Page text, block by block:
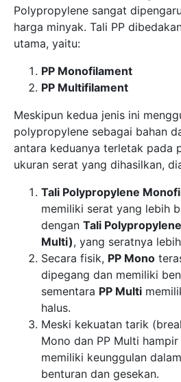
Polypropylene sangat
harga minyak. Tali PP
utama, yaitu:
PP Monofilament
PP Multifilament
Meskipun kedua jenis ini
polypropylene sebagai bahan
antara keduanya terletak pada
ukuran serat yang dihasilkan,
Tali Polypropylene
memiliki serat yang lebih
dengan Tali
Multi), yang seratnya
Secara fisik, PP Mono
dipegang dan memiliki
sementara PP Multi
halus.
Meski kekuatan tarik
Mono dan PP Multi hampir
memiliki keunggulan
benturan dan gesekan.